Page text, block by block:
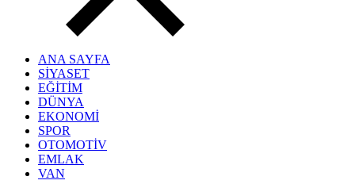
ANA SAYFA
SİYASET
EĞİTİM
DÜNYA
EKONOMİ
SPOR
OTOMOTİV
EMLAK
VAN